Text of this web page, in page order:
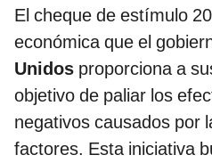
El cheque de estímulo
económica que el
Unidos proporciona a
objetivo de paliar los
negativos causados por
factores. Esta iniciativa